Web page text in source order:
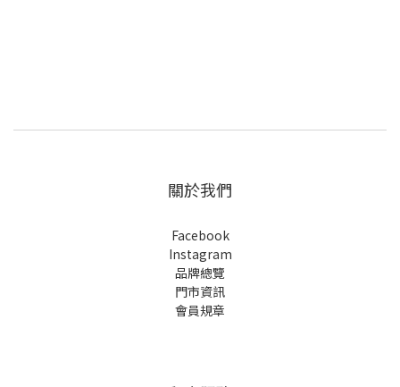
關於我們
Facebook
Instagram
品牌總覽
門市資訊
會員規章